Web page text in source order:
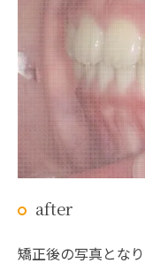
after
矯正後の写真となり